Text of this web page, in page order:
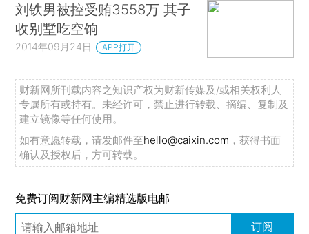
刘铁男被控受贿3558万 其子
收别墅吃空饷
2014年09月24日 APP打开
财新网所刊载内容之知识产权为财新传媒及/或相关权利人
专属所有或持有。未经许可，禁止进行转载、摘编、复制及
建立镜像等任何使用。
如有意愿转载，请发邮件至hello@caixin.com ，获得书面
确认及授权后，方可转载。
免费订阅财新网主编精选版电邮
订阅